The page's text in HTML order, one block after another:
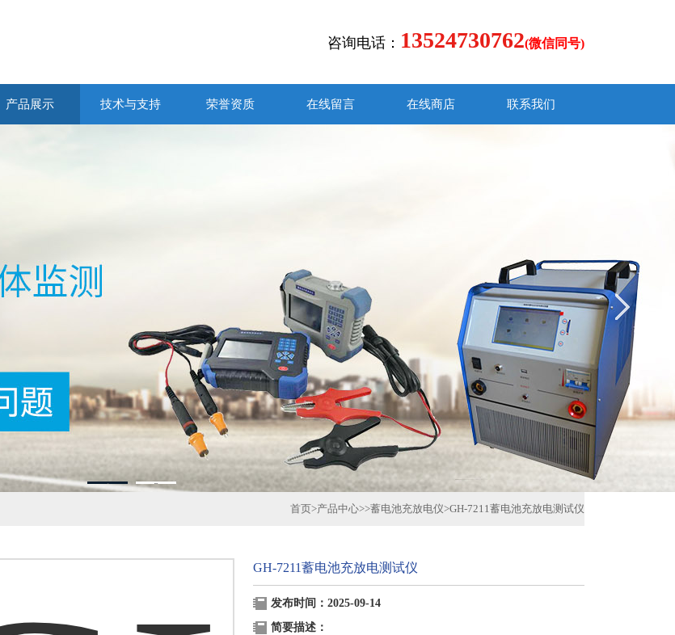
咨询电话： 13524730762(微信同号)
产品展示 技术与支持 荣誉资质 在线留言 在线商店 联系我们
1 2
首页>产品中心>>蓄电池充放电仪>GH-7211蓄电池充放电测试仪
GH-7211蓄电池充放电测试仪
发布时间：2025-09-14
简要描述：